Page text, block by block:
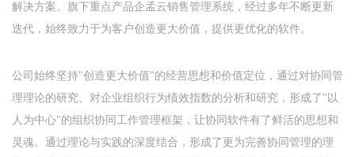
解决方案。旗下重点产品企孟云销售管理系统，经过多年不断更新
迭代，始终致力于为客户创造更大价值，提供更优化的软件。
公司始终坚持"创造更大价值"的经营思想和价值定位，通过对协同管
理理论的研究、对企业组织行为绩效指数的分析和研究，形成了"以
人为中心"的组织协同工作管理框架，让协同软件有了鲜活的思想和
灵魂。通过理论与实践的深度结合，形成了更为完善协同管理的理